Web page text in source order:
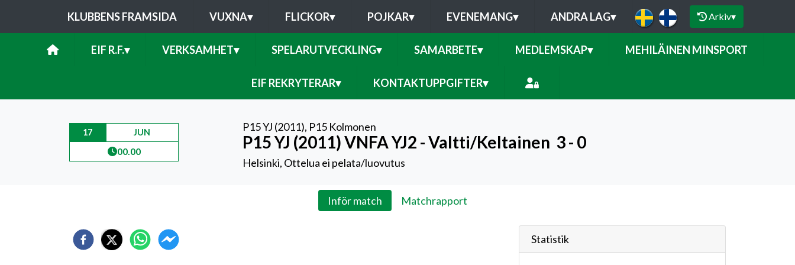
KLUBBENS FRAMSIDA VUXNA▾ FLICKOR▾ POJKAR▾ EVENEMANG▾ ANDRA LAG▾ Arkiv▾
EIF R.F.▾ VERKSAMHET▾ SPELARUTVECKLING▾ SAMARBETE▾ MEDLEMSKAP▾ MEHILÄINEN MINSPORT
EIF REKRYTERAR▾ KONTAKTUPPGIFTER▾
17 JUN
00.00
P15 YJ (2011), P15 Kolmonen
P15 YJ (2011) VNFA YJ2 - Valtti/Keltainen 3 - 0
Helsinki, Ottelua ei pelata/luovutus
Inför match Matchrapport
Statistik